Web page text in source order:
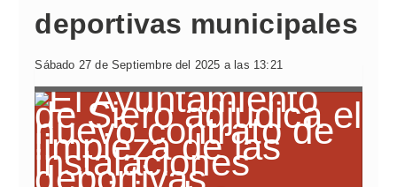
deportivas municipales
Sábado 27 de Septiembre del 2025 a las 13:21